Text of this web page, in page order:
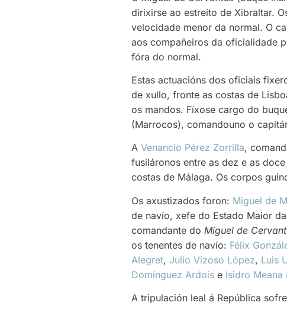
dirixirse ao estreito de Xibraltar.
velocidade menor da normal. O
aos compañeiros da oficialidade
fóra do normal.
Estas actuacións dos oficiais
de xullo, fronte as costas de
os mandos. Fíxose cargo do
(Marrocos), comandouno o
A Venancio Pérez Zorrilla,
fusiláronos entre as dez e as
costas de Málaga. Os corpos
Os axustizados foron: Miguel de
de navío, xefe do Estado Maior
comandante do Miguel de
os tenentes de navío: Félix
Alegret, Julio Vizoso López, Luis
Domínguez Ardois e Isidro Meana
A tripulación leal á República